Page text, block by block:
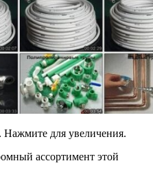
Нажмите для увеличения.
ассортимент этой